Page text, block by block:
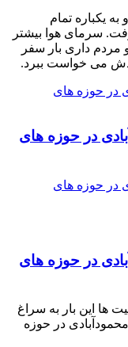
سرد و به یکباره تمام
سرمای هوا بیشتر
داری بار سفر
می خواست ببرد.
در حوزه های
در حوزه های
ها این بار به سراغ
در حوزه